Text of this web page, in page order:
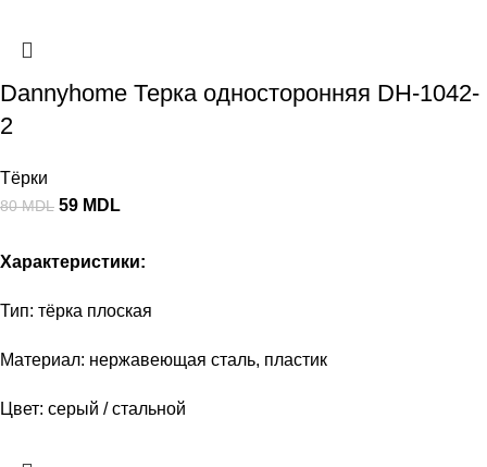
Dannyhome Терка односторонняя DH-1042-
2
Тёрки
80MDL 59 MDL
Характеристики:
Тип: тёрка плоская
Материал: нержавеющая сталь, пластик
Цвет: серый / стальной